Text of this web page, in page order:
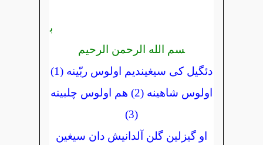
ب
سم الله الرحمن الرحیم
دئگیل کی سیغیندیم اولوس ربّینه (1)
اولوس شاهینه (2) هم اولوس چلبینه
(3)
او گیزلین گلن آلدانیش دان سیغین